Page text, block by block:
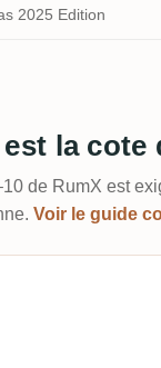
2025 Edition
la cote
de RumX est
Voir le guide